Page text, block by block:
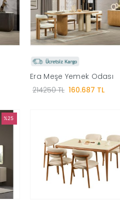
Era Meşe Yemek Odası
214250 TL 160.687 TL
%25